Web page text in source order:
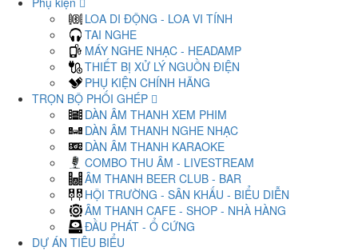
LOA DI ĐỘNG - LOA VI TÍNH
TAI NGHE
MÁY NGHE NHẠC - HEADAMP
THIẾT BỊ XỬ LÝ NGUỒN ĐIỆN
PHỤ KIỆN CHÍNH HÃNG
TRỌN BỘ PHỐI GHÉP
DÀN ÂM THANH XEM PHIM
DÀN ÂM THANH NGHE NHẠC
DÀN ÂM THANH KARAOKE
COMBO THU ÂM - LIVESTREAM
ÂM THANH BEER CLUB - BAR
HỘI TRƯỜNG - SÂN KHẤU - BIỂU DIỄN
ÂM THANH CAFE - SHOP - NHÀ HÀNG
ĐẦU PHÁT - Ổ CỨNG
DỰ ÁN TIÊU BIỂU